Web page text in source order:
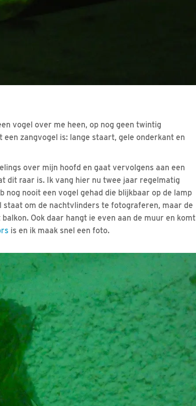
vogel over me heen, op nog geen twintig
zangvogel is: lange staart, gele onderkant en
over mijn hoofd en gaat vervolgens aan een
dit raar is. Ik vang hier nu twee jaar regelmatig
nooit een vogel gehad die blijkbaar op de lamp
om de nachtvlinders te fotograferen, maar de
Ook daar hangt ie even aan de muur en komt
is en ik maak snel een foto.